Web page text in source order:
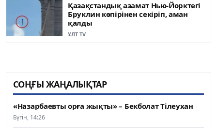
Қазақстандық азамат Нью-Йорктегі
Бруклин көпірінен секіріп, аман
қалды
ҰЛТ TV
СОҢҒЫ ЖАҢАЛЫҚТАР
«Назарбаевты орға жықты» – Бекболат Тілеухан
Бүгін, 14:26